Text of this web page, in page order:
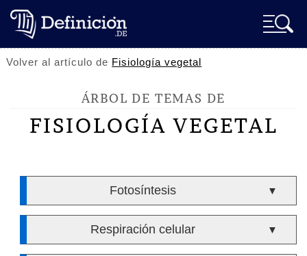
Volver al artículo de Fisiología vegetal
ÁRBOL DE TEMAS DE
FISIOLOGÍA VEGETAL
Fotosíntesis ▼
Respiración celular ▼